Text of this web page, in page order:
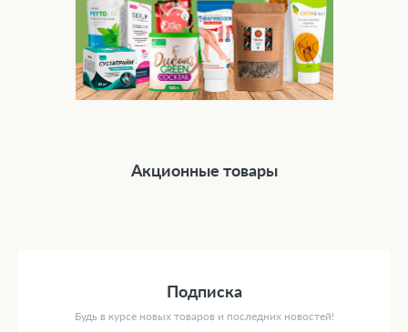
Акционные товары
Подписка
Будь в курсе новых товаров и последних новостей!